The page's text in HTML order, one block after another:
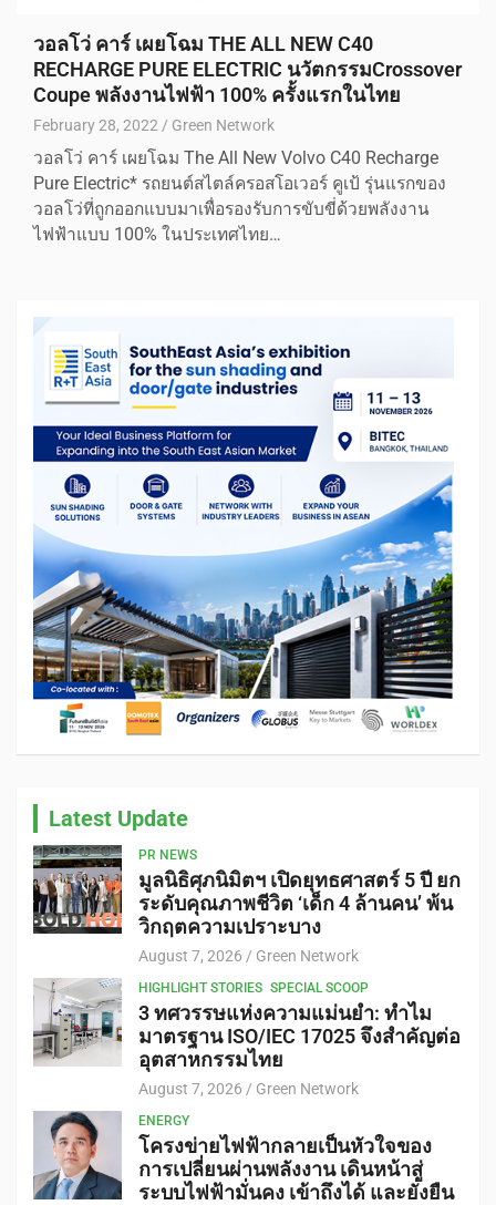
วอลโว่ คาร์ เผยโฉม THE ALL NEW C40
RECHARGE PURE ELECTRIC นวัตกรรมCrossover
Coupe พลังงานไฟฟ้า 100% ครั้งแรกในไทย
February 28, 2022 Green Network
วอลโว่ คาร์ เผยโฉม The All New Volvo C40 Recharge
Pure Electric* รถยนต์สไตล์ครอสโอเวอร์ คูเป้ รุ่นแรกของ
วอลโว่ที่ถูกออกแบบมาเพื่อรองรับการขับขี่ด้วยพลังงาน
ไฟฟ้าแบบ 100% ในประเทศไทย…
Latest Update
PR NEWS
มูลนิธิศุภนิมิตฯ เปิดยุทธศาสตร์ 5 ปี ยก
ระดับคุณภาพชีวิต ‘เด็ก 4 ล้านคน’ พ้น
วิกฤตความเปราะบาง
August 7, 2026 Green Network
HIGHLIGHT STORIES SPECIAL SCOOP
3 ทศวรรษแห่งความแม่นยำ: ทำไม
มาตรฐาน ISO/IEC 17025 จึงสำคัญต่อ
อุตสาหกรรมไทย
August 7, 2026 Green Network
ENERGY
โครงข่ายไฟฟ้ากลายเป็นหัวใจของ
การเปลี่ยนผ่านพลังงาน เดินหน้าสู่
ระบบไฟฟ้ามั่นคง เข้าถึงได้ และยั่งยืน